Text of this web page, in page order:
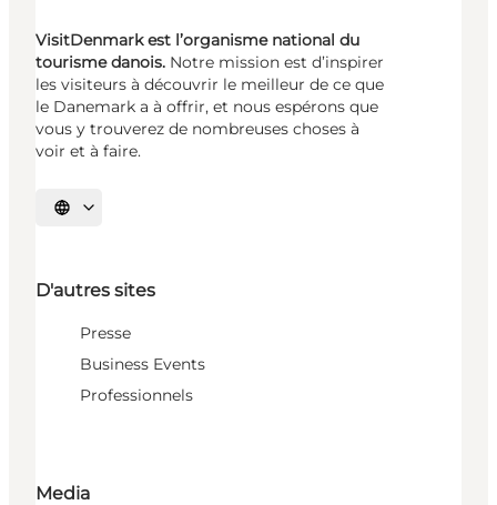
VisitDenmark est l’organisme national du
tourisme danois. Notre mission est d’inspirer
les visiteurs à découvrir le meilleur de ce que
le Danemark a à offrir, et nous espérons que
vous y trouverez de nombreuses choses à
voir et à faire.
Choisissez la langue
D'autres sites
Presse
Business Events
Professionnels
Media